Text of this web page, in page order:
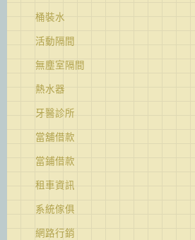
桶裝水
活動隔間
無塵室隔間
熱水器
牙醫診所
當舖借款
當鋪借款
租車資訊
系統傢俱
網路行銷